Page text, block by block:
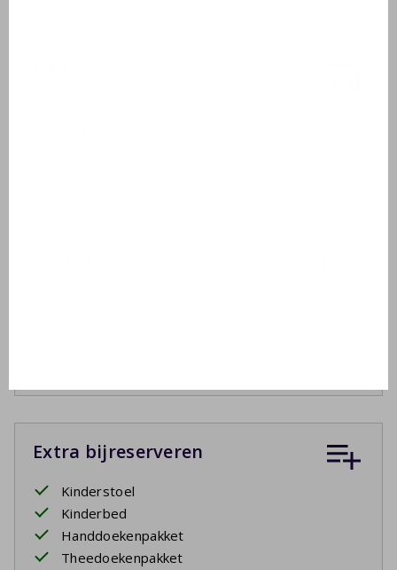
Extra bijreserveren
Kinderstoel
Kinderbed
Handdoekenpakket
Theedoekenpakket